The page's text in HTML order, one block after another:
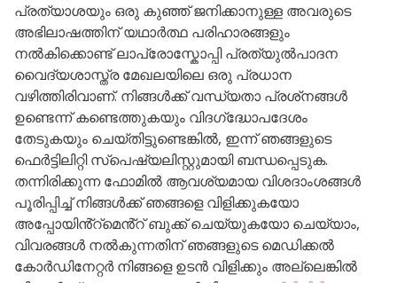
പ്രത്യാശയും ഒരു കുഞ്ഞ് ജനിക്കാനുള്ള അവരുടെ
അഭിലാഷത്തിന് യഥാർത്ഥ പരിഹാരങ്ങളും
നൽകിക്കൊണ്ട് ലാപ്രോസ്കോപ്പി പ്രത്യുൽപാദന
വൈദ്യശാസ്ത്ര മേഖലയിലെ ഒരു പ്രധാന
വഴിത്തിരിവാണ്. നിങ്ങൾക്ക് വന്ധ്യതാ പ്രശ്‌നങ്ങൾ
ഉണ്ടെന്ന് കണ്ടെത്തുകയും വിദഗ്‌ദ്ധോപദേശം
തേടുകയും ചെയ്‌തിട്ടുണ്ടെങ്കിൽ, ഇന്ന് ഞങ്ങളുടെ
ഫെർട്ടിലിറ്റി സ്‌പെഷ്യലിസ്റ്റുമായി ബന്ധപ്പെടുക.
തന്നിരിക്കുന്ന ഫോമിൽ ആവശ്യമായ വിശദാംശങ്ങൾ
പൂരിപ്പിച്ച് നിങ്ങൾക്ക് ഞങ്ങളെ വിളിക്കുകയോ
അപ്പോയിൻ്റ്മെൻ്റ് ബുക്ക് ചെയ്യുകയോ ചെയ്യാം,
വിവരങ്ങൾ നൽകുന്നതിന് ഞങ്ങളുടെ മെഡിക്കൽ
കോർഡിനേറ്റർ നിങ്ങളെ ഉടൻ വിളിക്കും അല്ലെങ്കിൽ